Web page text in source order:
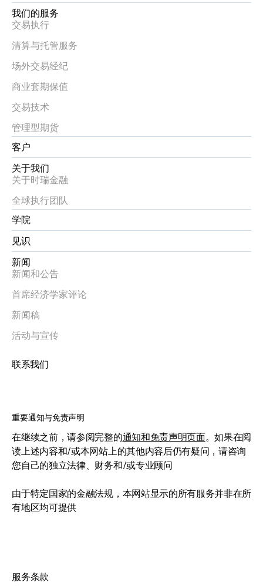
我们的服务
交易执行
清算与托管服务
场外交易经纪
商业套期保值
交易技术
管理型期货
客户
关于我们
关于时瑞金融
全球执行团队
学院
见识
新闻
新闻和公告
首席经济学家评论
新闻稿
活动与宣传
联系我们
重要通知与免责声明
在继续之前，请参阅完整的通知和免责声明页面。如果在阅
读上述内容和/或本网站上的其他内容后仍有疑问，请咨询
您自己的独立法律、财务和/或专业顾问
由于特定国家的金融法规，本网站显示的所有服务并非在所
有地区均可提供
服务条款